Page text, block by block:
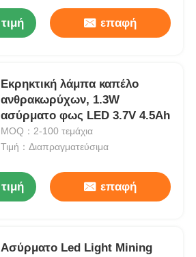
καπάκι εξόρυξης
επαφή
Εκρηκτική λάμπα καπέλο
ανθρακωρύχων, 1.3W
ασύρματο φως LED 3.7V 4.5Ah
MOQ：2-100 τεμάχια
Τιμή：Διαπραγματεύσιμα
επαφή
Ασύρματο Led Light Mining